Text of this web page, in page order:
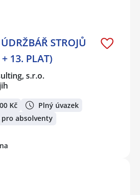
STROJŮ
13. PLAT)
s.r.o.
Kč
Plný úvazek
absolventy